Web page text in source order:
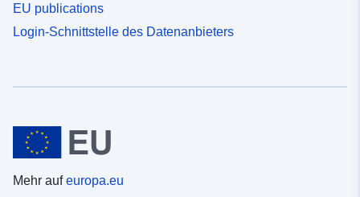
EU publications
Login-Schnittstelle des Datenanbieters
Mehr aufeuropa.eu